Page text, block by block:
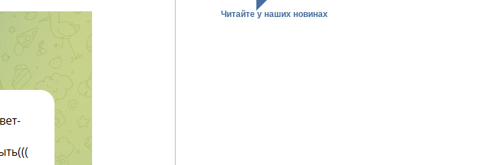
Читайте у наших новинах